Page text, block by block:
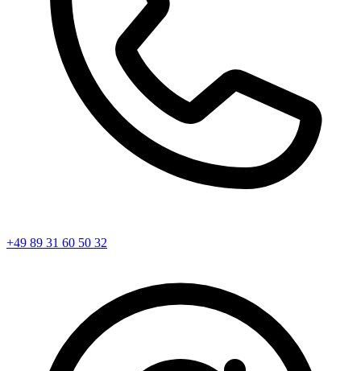
+49 89 31 60 50 32